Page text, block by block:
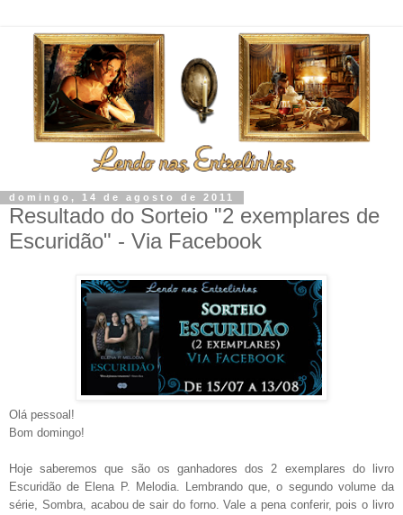
domingo, 14 de agosto de 2011
Resultado do Sorteio "2 exemplares de
Escuridão" - Via Facebook
Olá pessoal!
Bom domingo!
Hoje saberemos que são os ganhadores dos 2 exemplares do livro
Escuridão de Elena P. Melodia. Lembrando que, o segundo volume da
série, Sombra, acabou de sair do forno. Vale a pena conferir, pois o livro